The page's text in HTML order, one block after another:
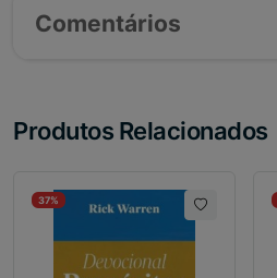
Comentários
Produtos Relacionados
37%